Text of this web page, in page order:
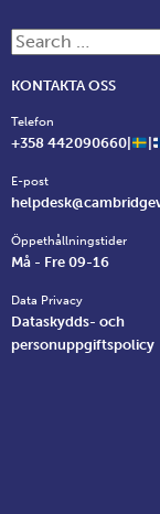
Search for:
KONTAKTA OSS
Telefon
+358 442090660|
E-post
Öppethållningstider
Må - Fre 09-16
Data Privacy
Dataskydds- och
personuppgiftspolicy